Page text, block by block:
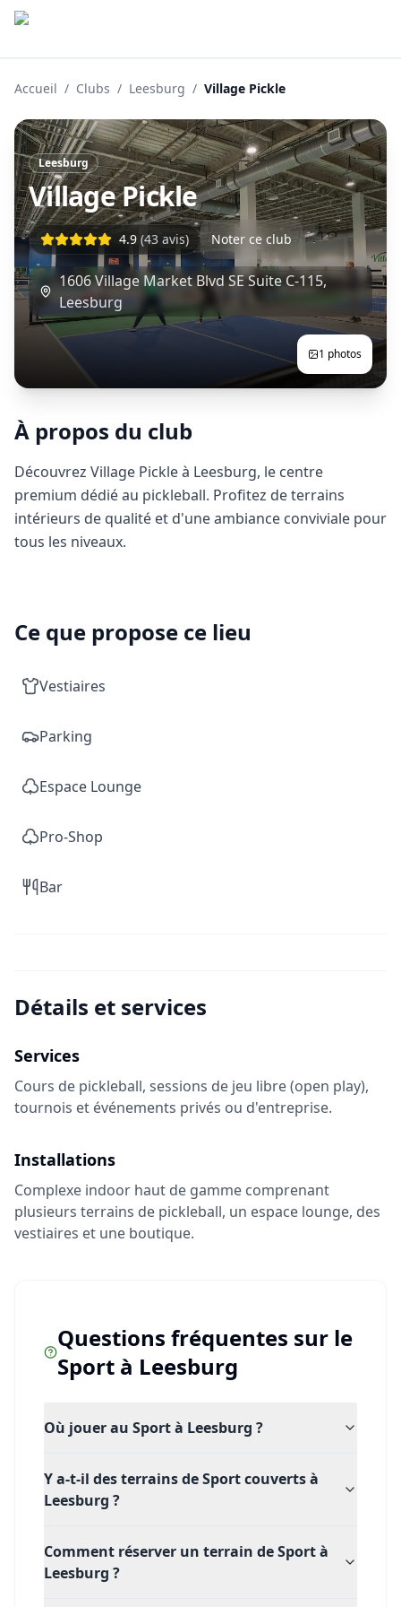
Accueil / Clubs / Leesburg / Village Pickle
Leesburg
Village Pickle
4.9 (43 avis) Noter ce club
1606 Village Market Blvd SE Suite C-115,
Leesburg
1 photos
À propos du club
Découvrez Village Pickle à Leesburg, le centre
premium dédié au pickleball. Profitez de terrains
intérieurs de qualité et d'une ambiance conviviale pour
tous les niveaux.
Ce que propose ce lieu
Vestiaires
Parking
Espace Lounge
Pro-Shop
Bar
Détails et services
Services
Cours de pickleball, sessions de jeu libre (open play),
tournois et événements privés ou d'entreprise.
Installations
Complexe indoor haut de gamme comprenant
plusieurs terrains de pickleball, un espace lounge, des
vestiaires et une boutique.
Questions fréquentes sur le
Sportà Leesburg
Où jouer au Sport à Leesburg ?
Y a-t-il des terrains de Sport couverts à
Leesburg ?
Comment réserver un terrain de Sport à
Leesburg ?